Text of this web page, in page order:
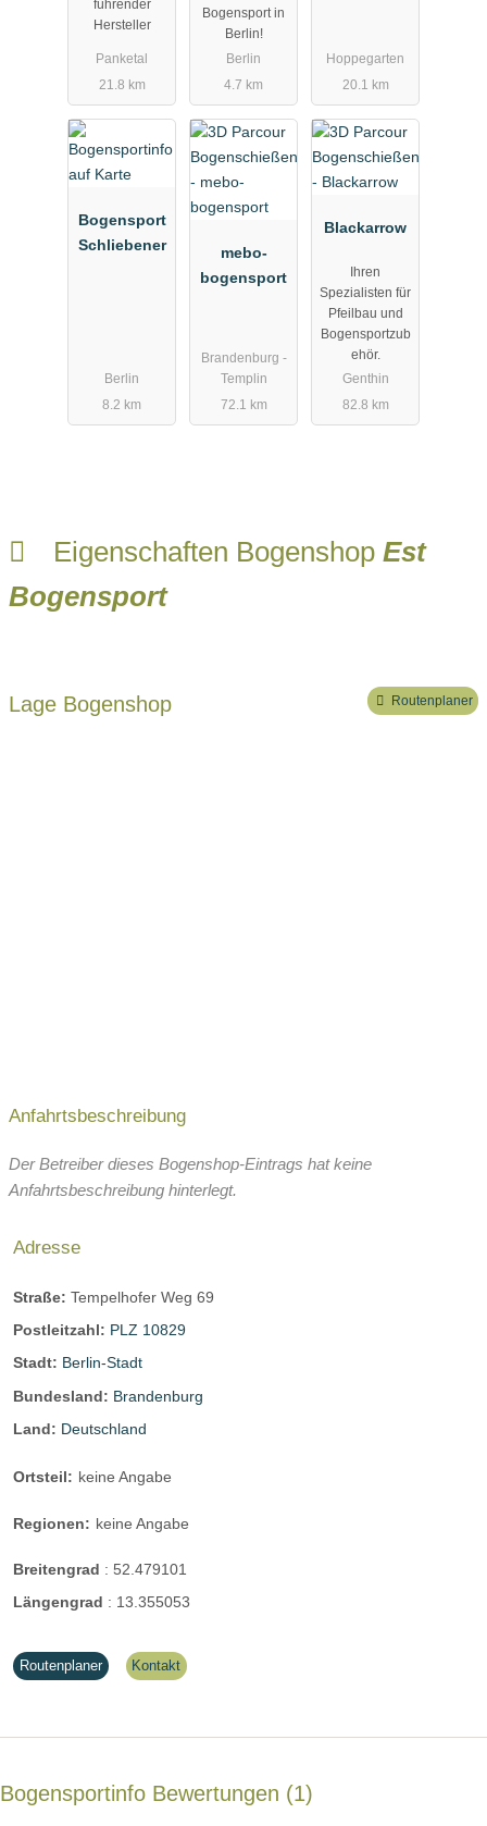
führender
Hersteller
Panketal
21.8 km
Bogensport in
Berlin!
Berlin
4.7 km
Hoppegarten
20.1 km
Bogensport
Schliebener
Berlin
8.2 km
mebo-
bogensport
Brandenburg -
Templin
72.1 km
Blackarrow
Ihren
Spezialisten für
Pfeilbau und
Bogensportzub
ehör.
Genthin
82.8 km
Eigenschaften Bogenshop Est
Bogensport
Lage Bogenshop Routenplaner
Anfahrtsbeschreibung
Der Betreiber dieses Bogenshop-Eintrags hat keine
Anfahrtsbeschreibung hinterlegt.
Adresse
Straße: Tempelhofer Weg 69
Postleitzahl: PLZ 10829
Stadt: Berlin-Stadt
Bundesland: Brandenburg
Land: Deutschland
Ortsteil: keine Angabe
Regionen: keine Angabe
Breitengrad : 52.479101
Längengrad : 13.355053
Routenplaner Kontakt
Bogensportinfo Bewertungen 1